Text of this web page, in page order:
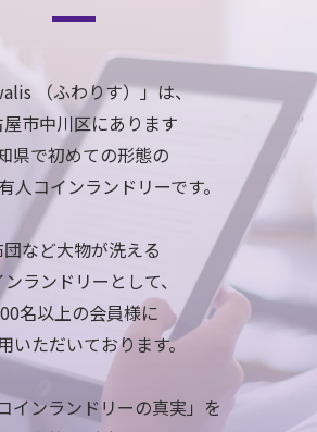
（ふわりす）」は、
屋市中川区にあります
県で初めての形態の
人コインランドリーです。
など大物が洗える
ンランドリーとして、
名以上の会員様に
いただいております。
インランドリーの真実」を